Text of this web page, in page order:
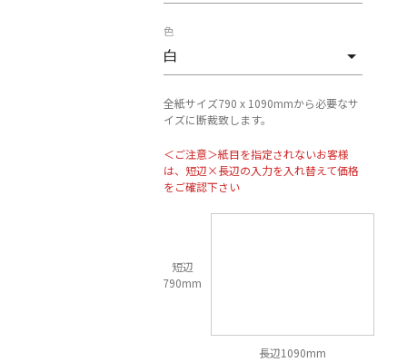
色
全紙サイズ790 x 1090mmから必要なサ
イズに断裁致します。
＜ご注意＞紙目を指定されないお客様
は、短辺×長辺の入力を入れ替えて価格
をご確認下さい
短辺
790mm
長辺1090mm